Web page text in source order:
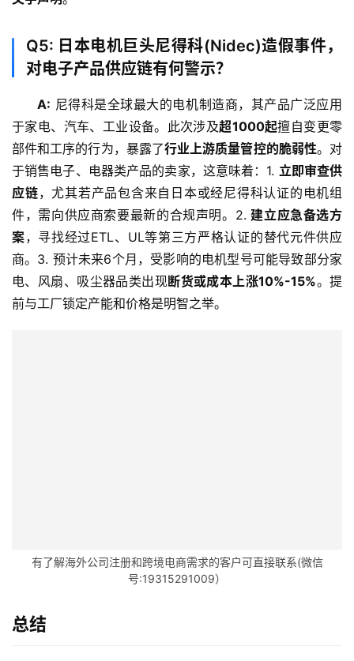
Q5: 日本电机巨头尼得科(Nidec)造假事件，
对电子产品供应链有何警示？
A: 尼得科是全球最大的电机制造商，其产品广泛应用
于家电、汽车、工业设备。此次涉及超1000起擅自变更零
部件和工序的行为，暴露了行业上游质量管控的脆弱性。对
于销售电子、电器类产品的卖家，这意味着：1. 立即审查供
应链，尤其若产品包含来自日本或经尼得科认证的电机组
件，需向供应商索要最新的合规声明。2. 建立应急备选方
案，寻找经过ETL、UL等第三方严格认证的替代元件供应
商。3. 预计未来6个月，受影响的电机型号可能导致部分家
电、风扇、吸尘器品类出现断货或成本上涨10%-15%。提
前与工厂锁定产能和价格是明智之举。
有了解海外公司注册和跨境电商需求的客户可直接联系(微信
号:19315291009）
总结